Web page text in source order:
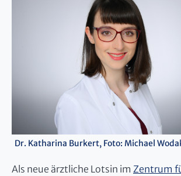
Dr. Katharina Burkert, Foto: Michael
Als neue ärztliche Lotsin im Zentrum